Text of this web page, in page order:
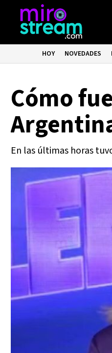
HOY NOVEDADES
Cómo
En las últimas horas